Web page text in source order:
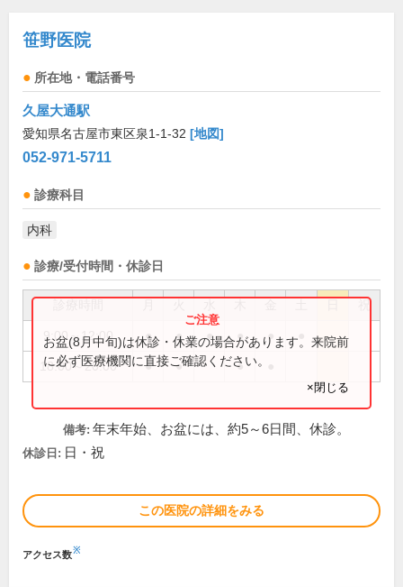
笹野医院
所在地・電話番号
久屋大通駅
愛知県名古屋市東区泉1-1-32 [地図]
052-971-5711
診療科目
内科
診療/受付時間・休診日
祝
9:00～12:00 ● ● ● ● ●
18:00～20:00 ● ● ●
お盆(8月中旬)は休診・休業の場合があります。来院前
に必ず医療機関に直接ご確認ください。
×閉じる
備考: 年末年始、お盆には、約5～6日間、休診。
休診日: 日・祝
この医院の詳細をみる
アクセス数※